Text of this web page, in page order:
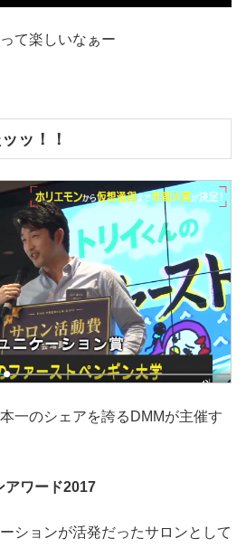
て楽しいなぁー
ッ！！
一のシェアを誇るDMMが主催す
アワード2017
ションが活発だったサロンとして